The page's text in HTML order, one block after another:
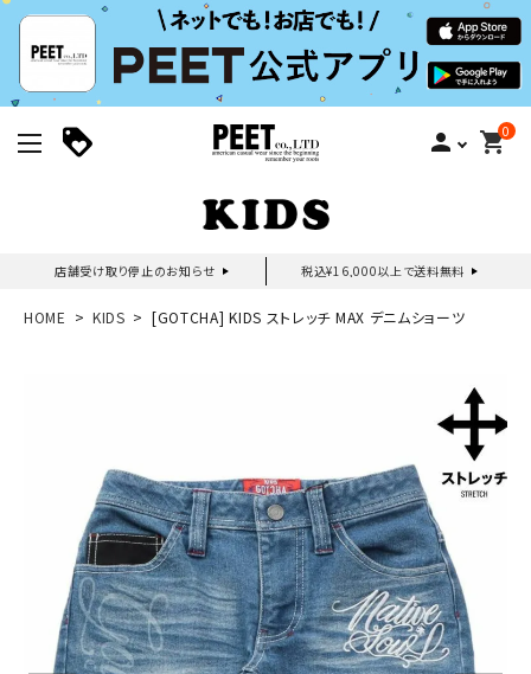
person 0
shopping_cart
店舗受け取り停止のお知らせ 税込¥16,000以上で送料無料
新規会員登録｜ログイン
ブランドメニュー
カテゴリー
HOME KIDS [GOTCHA] KIDS ストレッチ MAX デニムショーツ